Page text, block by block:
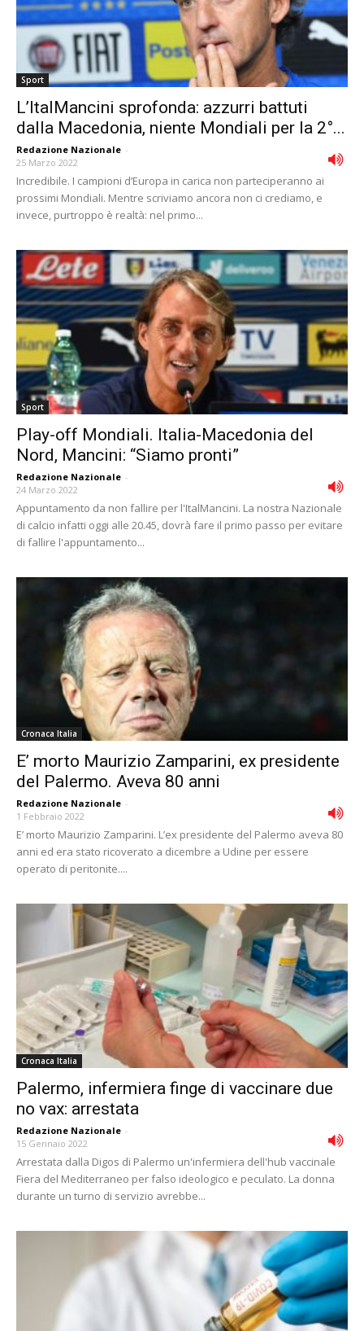
Sport
L’ItalMancini sprofonda: azzurri battuti
dalla Macedonia, niente Mondiali per la 2°...
Redazione Nazionale -
25 Marzo 2022
Incredibile. I campioni d’Europa in carica non parteciperanno ai
prossimi Mondiali. Mentre scriviamo ancora non ci crediamo, e
invece, purtroppo è realtà: nel primo...
Sport
Play-off Mondiali. Italia-Macedonia del
Nord, Mancini: “Siamo pronti”
Redazione Nazionale -
24 Marzo 2022
Appuntamento da non fallire per l'ItalMancini. La nostra Nazionale
di calcio infatti oggi alle 20.45, dovrà fare il primo passo per evitare
di fallire l'appuntamento...
Cronaca Italia
E’ morto Maurizio Zamparini, ex presidente
del Palermo. Aveva 80 anni
Redazione Nazionale -
1 Febbraio 2022
E’ morto Maurizio Zamparini. L’ex presidente del Palermo aveva 80
anni ed era stato ricoverato a dicembre a Udine per essere
operato di peritonite....
Cronaca Italia
Palermo, infermiera finge di vaccinare due
no vax: arrestata
Redazione Nazionale -
15 Gennaio 2022
Arrestata dalla Digos di Palermo un'infermiera dell'hub vaccinale
Fiera del Mediterraneo per falso ideologico e peculato. La donna
durante un turno di servizio avrebbe...